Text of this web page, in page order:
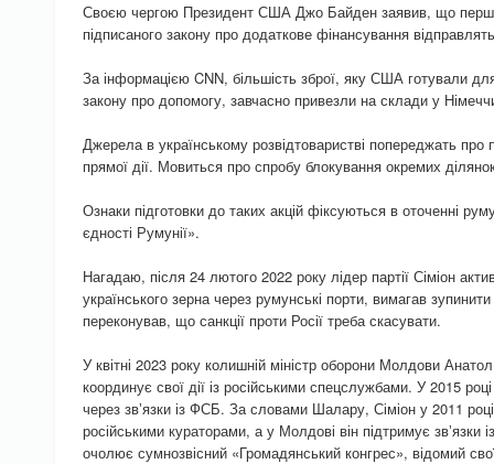
Своєю чергою Президент США Джо Байден заявив, що першу
підписаного закону про додаткове фінансування
За інформацією CNN, більшість зброї, яку США готували для
закону про допомогу, завчасно привезли на склади у
Джерела в українському розвідтоваристві попереджать про
прямої дії. Мовиться про спробу блокування окремих
Ознаки підготовки до таких акцій фіксуються в оточенні
єдності Румунії».
Нагадаю, після 24 лютого 2022 року лідер партії Сіміон
українського зерна через румунські порти, вимагав
переконував, що санкції проти Росії треба скасувати.
У квітні 2023 року колишній міністр оборони Молдови
координує свої дії із російськими спецслужбами. У 2015
через звʼязки із ФСБ. За словами Шалару, Сіміон у 2011 році
російськими кураторами, а у Молдові він підтримує звʼязки
очолює сумнозвісний «Громадянський конгрес», відомий